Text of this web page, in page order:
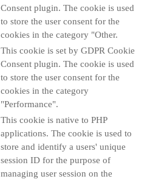
Consent plugin. The cookie is used
to store the user consent for the
cookies in the category "Other.
This cookie is set by GDPR Cookie
Consent plugin. The cookie is used
to store the user consent for the
cookies in the category
"Performance".
This cookie is native to PHP
applications. The cookie is used to
store and identify a users' unique
session ID for the purpose of
managing user session on the